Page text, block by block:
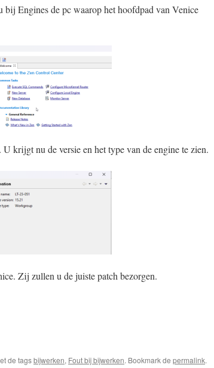
bij Engines de pc waarop het hoofdpad van Venice
krijgt nu de versie en het type van de engine te zien.
Zij zullen u de juiste patch bezorgen.
de tagsbijwerken, Fout bij bijwerken. Bookmark de permalink.